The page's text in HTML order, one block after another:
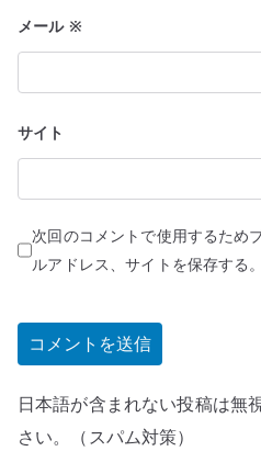
メール ※
サイト
次回のコメントで使用するため
ルアドレス、サイトを保存する。
日本語が含まれない投稿は無
さい。（スパム対策）